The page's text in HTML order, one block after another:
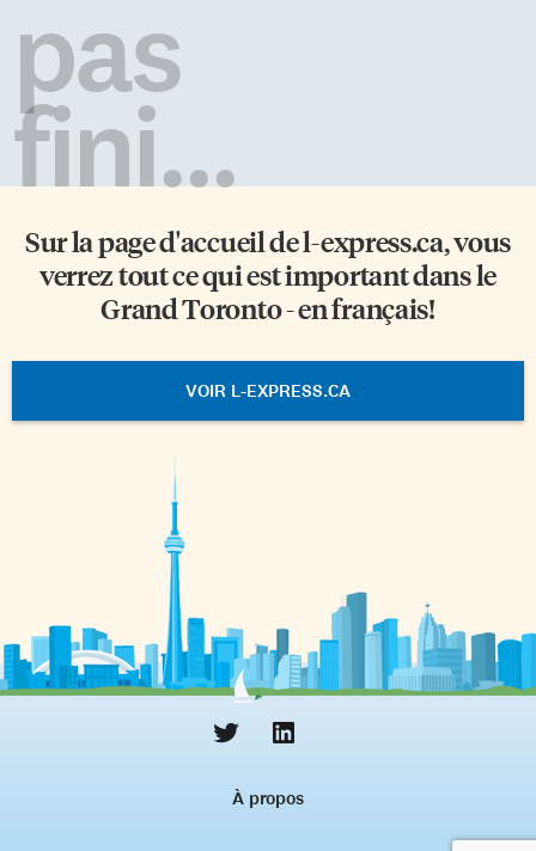
pas
fini...
Sur la page d'accueil del-express.ca, vous
verrez tout ce qui est important dans le
Grand Toronto - en français!
VOIR L-EXPRESS.CA
À propos